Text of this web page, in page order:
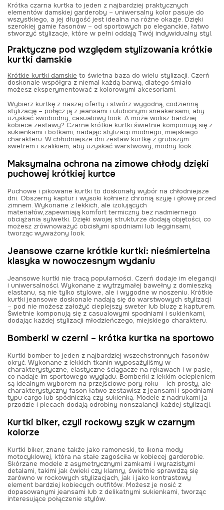
Krótka czarna kurtka to jeden z najbardziej praktycznych
elementów damskiej garderoby – uniwersalny kolor pasuje do
wszystkiego, a jej długość jest idealna na różne okazje. Dzięki
szerokiej gamie fasonów – od sportowych po eleganckie, łatwo
stworzyć stylizacje, które w pełni oddają Twój indywidualny styl.
Praktyczne pod względem stylizowania krótkie
kurtki damskie
Krótkie kurtki damskie to świetna baza do wielu stylizacji. Czerń
doskonale współgra z niemal każdą barwą, dlatego śmiało
możesz eksperymentować z kolorowymi akcesoriami.
Wybierz kurtkę z naszej oferty i stwórz wygodną, codzienną
stylizację – połącz ją z jeansami i ulubionymi sneakersami, aby
uzyskać swobodny, casualowy look. A może wolisz bardziej
kobiece zestawy? Czarne krótkie kurtki świetnie komponują się z
sukienkami i botkami, nadając stylizacji modnego, miejskiego
charakteru. W chłodniejsze dni zestaw kurtkę z grubszym
swetrem i szalikiem, aby uzyskać warstwowy, modny look.
Maksymalna ochrona na zimowe chłody dzięki
puchowej krótkiej kurtce
Puchowe i pikowane kurtki to doskonały wybór na chłodniejsze
dni. Obszerny kaptur i wysoki kołnierz chronią szyję i głowę przed
zimnem. Wykonane z lekkich, ale izolujących
materiałów,zapewniają komfort termiczny bez nadmiernego
obciążania sylwetki. Dzięki swojej strukturze dodają objętości, co
możesz zrównoważyć obcisłymi spodniami lub legginsami,
tworząc wyważony look.
Jeansowe czarne krótkie kurtki: nieśmiertelna
klasyka w nowoczesnym wydaniu
Jeansowe kurtki nie tracą popularności. Czerń dodaje im elegancji
i uniwersalności. Wykonane z wytrzymałej bawełny z domieszką
elastanu, są nie tylko stylowe, ale i wygodne w noszeniu. Krótkie
kurtki jeansowe doskonale nadają się do warstwowych stylizacji
– pod nie możesz założyć cieplejszy sweter lub bluzę z kapturem.
Świetnie komponują się z casualowymi spodniami i sukienkami,
dodając każdej stylizacji młodzieńczego, miejskiego charakteru.
Bomberki w czerni – krótka kurtka na sportowo
Kurtki bomber to jeden z najbardziej wszechstronnych fasonów
okryć. Wykonane z lekkich tkanin wyposażyliśmy w
charakterystyczne, elastyczne ściągacze na rękawach i w pasie,
co nadaje im sportowego wyglądu. Bomberki z lekkim ociepleniem
są idealnym wyborem na przejściowe pory roku – ich prosty, ale
charakterystyczny fason łatwo zestawisz z jeansami i spodniami
typu cargo lub spódniczką czy sukienką. Modele z nadrukami ja
przodzie i plecach dodają odrobiny nonszalancji każdej stylizacji.
Kurtki biker, czyli rockowy szyk w czarnym
kolorze
Kurtki biker, znane także jako ramoneski, to ikona mody
motocyklowej, która na stałe zagościła w kobiecej garderobie.
Skórzane modele z asymetrycznymi zamkami i wyrazistymi
detalami, takimi jak ćwieki czy klamry, świetnie sprawdzą się
zarówno w rockowych stylizacjach, jak i jako kontrastowy
element bardziej kobiecych outfitów. Możesz je nosić z
dopasowanymi jeansami lub z delikatnymi sukienkami, tworząc
interesujące połączenie stylów.